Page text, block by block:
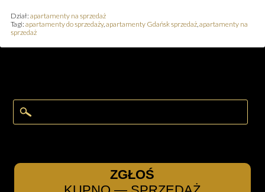
Dział: apartamenty na sprzedaż
Tagi: apartamenty do sprzedaży, apartamenty Gdańsk sprzedaż, apartamenty na
sprzedaż
ZGŁOŚ